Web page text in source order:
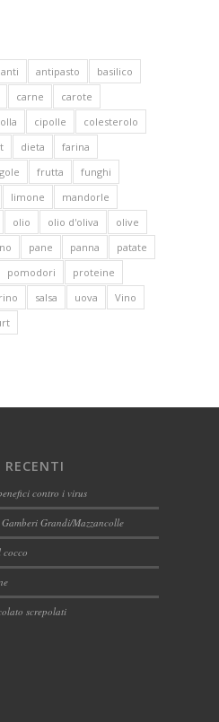
antipasto
basilico
carne
carote
cipolle
colesterolo
dieta
farina
frutta
funghi
limone
mandorle
olio olio d'oliva
olive
pane panna
patate
pomodori
proteine
salsa uova
Vino
contro i virus
Grandi/Mazzancolle
cocco
screpolati